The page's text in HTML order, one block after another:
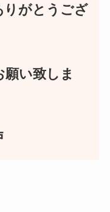
りがとうござ
い致しま